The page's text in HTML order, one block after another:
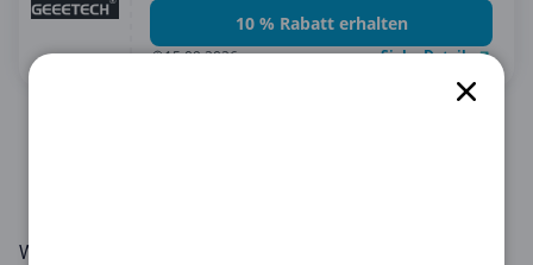
10 % Rabatt erhalten
15.09.2026 Siehe Details
Willkommen im Bereich Computer & Elektronik auf